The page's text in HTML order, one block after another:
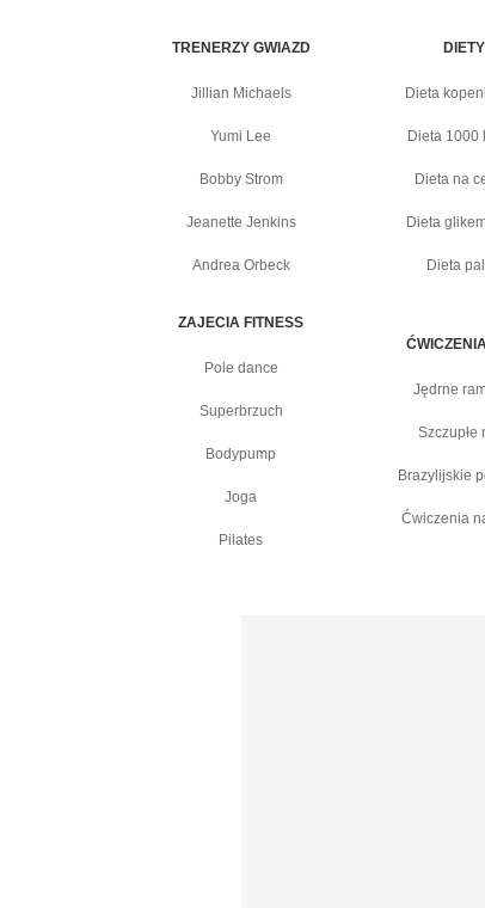
TRENERZY GWIAZD
Jillian Michaels
Yumi Lee
Bobby Strom
Jeanette Jenkins
Andrea Orbeck
DIETY
Dieta
Dieta 1000
Dieta na
Dieta
Dieta
ZAJECIA FITNESS
Pole dance
Superbrzuch
Bodypump
Joga
Pilates
Jędrne
Szczupłe
Brazylijskie
Ćwiczenia